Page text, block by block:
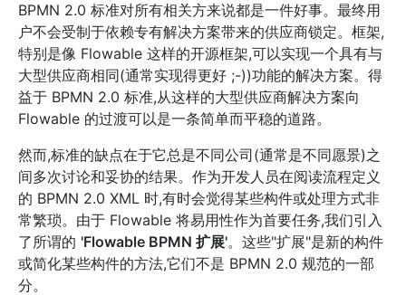
BPMN 2.0 标准对所有相关方来说都是一件好事。最终用
户不会受制于依赖专有解决方案带来的供应商锁定。框架,
特别是像 Flowable 这样的开源框架,可以实现一个具有与
大型供应商相同(通常实现得更好 ;-))功能的解决方案。得
益于 BPMN 2.0 标准,从这样的大型供应商解决方案向
Flowable 的过渡可以是一条简单而平稳的道路。
然而,标准的缺点在于它总是不同公司(通常是不同愿景)之
间多次讨论和妥协的结果。作为开发人员在阅读流程定义
的 BPMN 2.0 XML 时,有时会觉得某些构件或处理方式非
常繁琐。由于 Flowable 将易用性作为首要任务,我们引入
了所谓的 'Flowable BPMN 扩展'。这些"扩展"是新的构件
或简化某些构件的方法,它们不是 BPMN 2.0 规范的一部
分。